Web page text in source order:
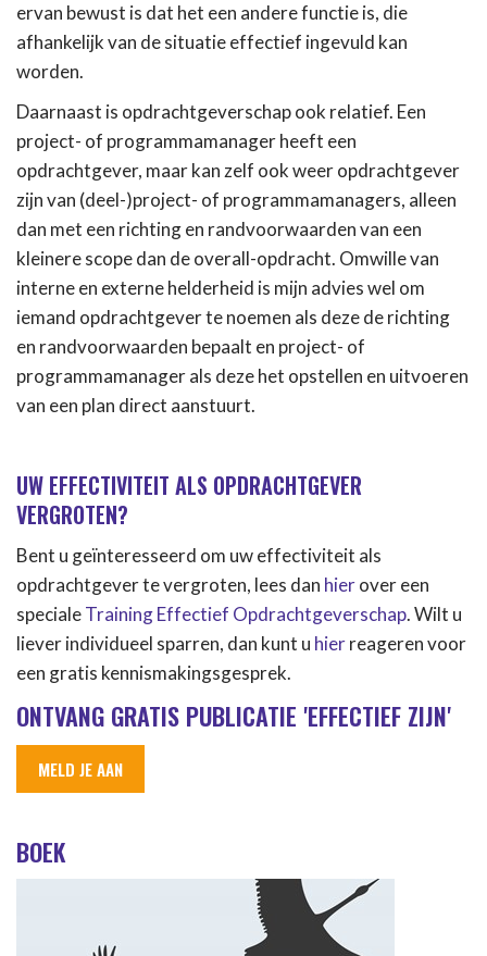
ervan bewust is dat het een andere functie is, die
afhankelijk van de situatie effectief ingevuld kan
worden.
Daarnaast is opdrachtgeverschap ook relatief. Een
project- of programmamanager heeft een
opdrachtgever, maar kan zelf ook weer opdrachtgever
zijn van (deel-)project- of programmamanagers, alleen
dan met een richting en randvoorwaarden van een
kleinere scope dan de overall-opdracht. Omwille van
interne en externe helderheid is mijn advies wel om
iemand opdrachtgever te noemen als deze de richting
en randvoorwaarden bepaalt en project- of
programmamanager als deze het opstellen en uitvoeren
van een plan direct aanstuurt.
UW EFFECTIVITEIT ALS OPDRACHTGEVER
VERGROTEN?
Bent u geïnteresseerd om uw effectiviteit als
opdrachtgever te vergroten, lees dan hierover een
specialeTraining Effectief Opdrachtgeverschap. Wilt u
liever individueel sparren, dan kunt u hierreageren voor
een gratis kennismakingsgesprek.
ONTVANG GRATIS PUBLICATIE 'EFFECTIEF ZIJN'
MELD JE AAN
BOEK